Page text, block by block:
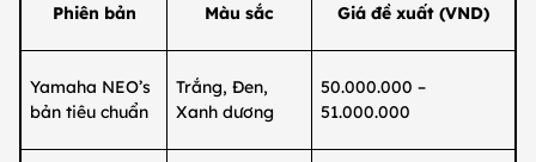
Phiên bản Màu sắc Giá đề xuất (VND)
Yamaha NEO’s
bản tiêu chuẩn
Trắng, Đen,
Xanh dương
50.000.000 –
51.000.000